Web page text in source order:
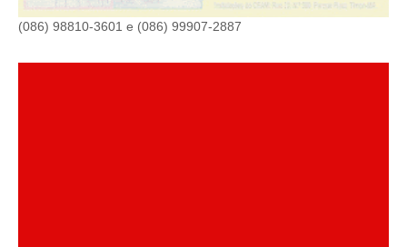
(086) 98810-3601 e (086) 99907-2887